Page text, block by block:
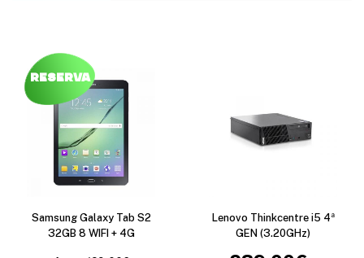
Reserva
Samsung Galaxy Tab S2
32GB 8 WIFI + 4G
Lenovo Thinkcentre i5 4ª
GEN (3.20GHz)